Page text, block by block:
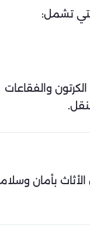
تشمل:
والفقاعات
بأمان